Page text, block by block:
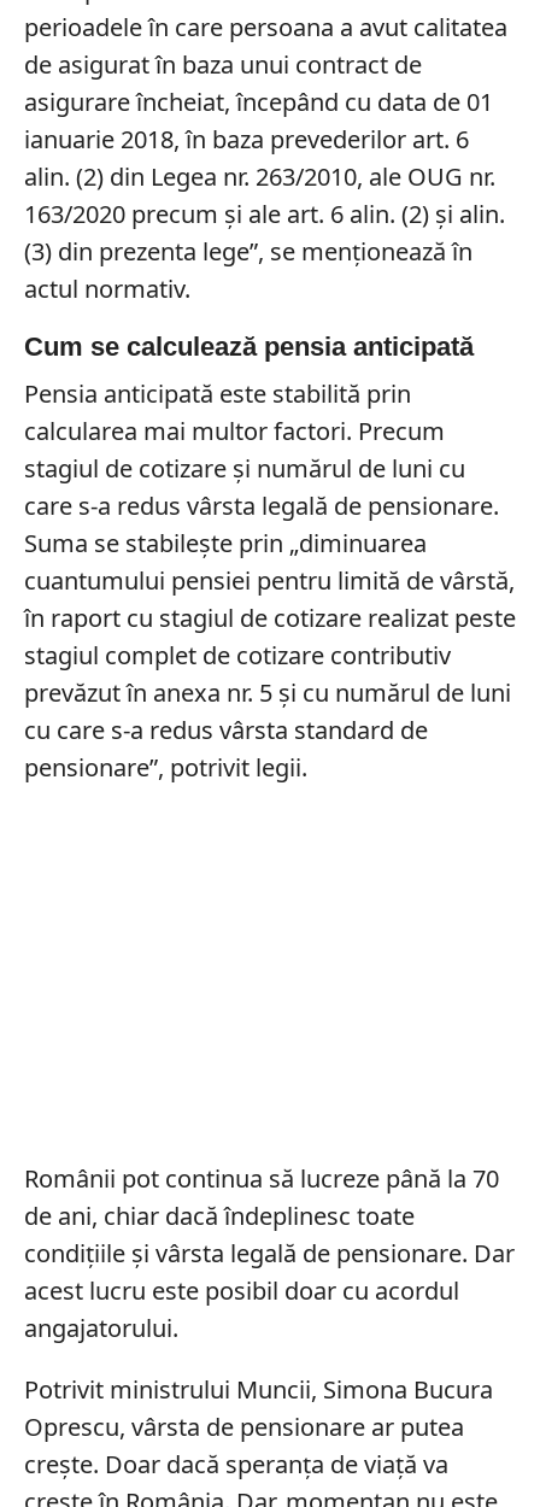
perioadele în care persoana a avut calitatea
de asigurat în baza unui contract de
asigurare încheiat, începând cu data de 01
ianuarie 2018, în baza prevederilor art. 6
alin. (2) din Legea nr. 263/2010, ale OUG nr.
163/2020 precum și ale art. 6 alin. (2) și alin.
(3) din prezenta lege”, se menționează în
actul normativ.
Cum se calculează pensia anticipată
Pensia anticipată este stabilită prin
calcularea mai multor factori. Precum
stagiul de cotizare și numărul de luni cu
care s-a redus vârsta legală de pensionare.
Suma se stabilește prin „diminuarea
cuantumului pensiei pentru limită de vârstă,
în raport cu stagiul de cotizare realizat peste
stagiul complet de cotizare contributiv
prevăzut în anexa nr. 5 şi cu numărul de luni
cu care s-a redus vârsta standard de
pensionare”, potrivit legii.
Românii pot continua să lucreze până la 70
de ani, chiar dacă îndeplinesc toate
condițiile și vârsta legală de pensionare. Dar
acest lucru este posibil doar cu acordul
angajatorului.
Potrivit ministrului Muncii, Simona Bucura
Oprescu, vârsta de pensionare ar putea
crește. Doar dacă speranța de viață va